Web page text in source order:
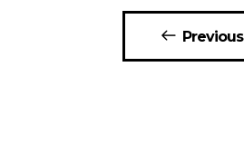
Previous